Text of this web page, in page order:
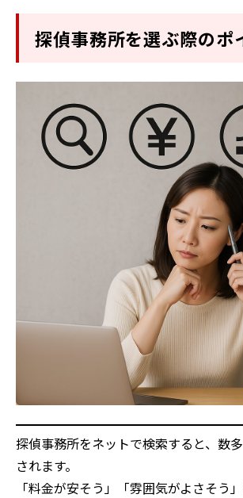
探偵事務所を選ぶ際のポ
探偵事務所をネットで検索すると、数
されます。
「料金が安そう」「雰囲気がよさそう